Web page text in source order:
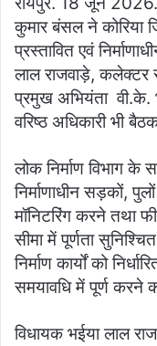
कुमार बंसल ने कोरिया
प्रस्तावित एवं
लाल राजवाड़े, कलेक्टर
प्रमुख अभियंता वी.के.
वरिष्ठ अधिकारी भी
लोक निर्माण विभाग के
निर्माणाधीन सड़कों,
मॉनिटरिंग करने तथा
सीमा में पूर्णता
निर्माण कार्यों को
समयावधि में पूर्ण करने
विधायक भईया लाल